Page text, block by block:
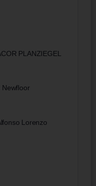
PLANZIEGEL
Newfloor
Lorenzo